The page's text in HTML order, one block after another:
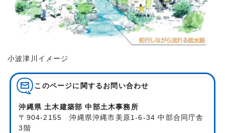
小波津川イメージ
このページに関する お問い合わせ
沖縄県 土木建築部 中部土木事務所
〒904-2155 沖縄県沖縄市美原1-6-34 中部合同庁舎
3階